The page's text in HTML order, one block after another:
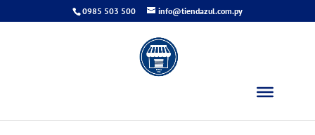
0985 503 500 info@tiendazul.com.py